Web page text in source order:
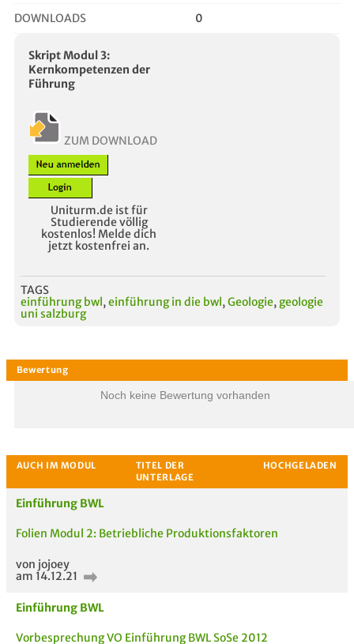
DOWNLOADS 0
Skript Modul 3:
Kernkompetenzen der
Führung
ZUM DOWNLOAD
Uniturm.de ist für
Studierende völlig
kostenlos! Melde dich
jetzt kostenfrei an.
TAGS
einführung bwl, einführung in die bwl, Geologie, geologie
uni salzburg
Noch keine Bewertung vorhanden
Einführung BWL
Folien Modul 2: Betriebliche Produktionsfaktoren
von jojoey
am 14.12.21
Einführung BWL
Vorbesprechung VO Einführung BWL SoSe 2012